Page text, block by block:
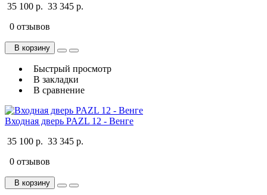
35 100 р. 33 345 р.
0 отзывов
В корзину
Быстрый просмотр
В закладки
В сравнение
Входная дверь PAZL 12 - Венге
35 100 р. 33 345 р.
0 отзывов
В корзину